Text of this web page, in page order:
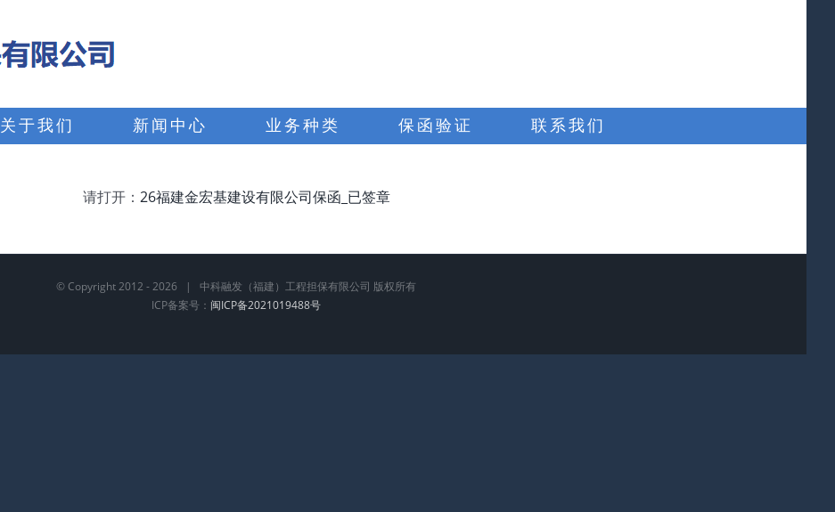
关于我们 新闻中心 业务种类 保函验证 联系我们
请打开： 26福建金宏基建设有限公司保函_已签章
© Copyright 2012 -2026 | 中科融发（福建）工程担保有限公司 版权所有
ICP备案号： 闽ICP备2021019488号